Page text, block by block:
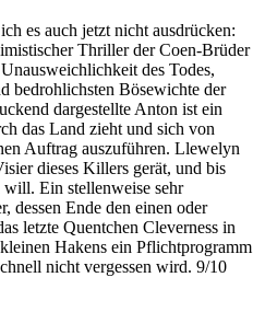
es auch jetzt nicht ausdrücken:
Thriller der Coen-Brüder
des Todes,
bedrohlichsten Bösewichte der
dargestellte Anton ist ein
das Land zieht und sich von
Auftrag auszuführen. Llewelyn
dieses Killers gerät, und bis
Ein stellenweise sehr
dessen Ende den einen oder
letzte Quentchen Cleverness in
Hakens ein Pflichtprogramm
nicht vergessen wird. 9/10